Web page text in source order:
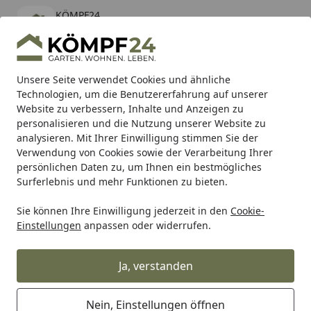
Unsere Seite verwendet Cookies und ähnliche
Technologien, um die Benutzererfahrung auf unserer
Website zu verbessern, Inhalte und Anzeigen zu
personalisieren und die Nutzung unserer Website zu
analysieren. Mit Ihrer Einwilligung stimmen Sie der
Verwendung von Cookies sowie der Verarbeitung Ihrer
persönlichen Daten zu, um Ihnen ein bestmögliches
Surferlebnis und mehr Funktionen zu bieten.
Sie können Ihre Einwilligung jederzeit in den Cookie-
Einstellungen anpassen oder widerrufen.
Ja, verstanden
Nein, Einstellungen öffnen
KÖMPF24
kostenlos - Im App Store
Hotline
Alle Produkte
Mein Konto
Suchen
Karibu Pools inkl. gratis Sandfilteranlage & Pool-
Starterset (Gesamtwert bis 468,99€)
Startseite
Alles für den Garten Außenleuchten Laternen &
höfats SPIN 900 Hängefeuer silber